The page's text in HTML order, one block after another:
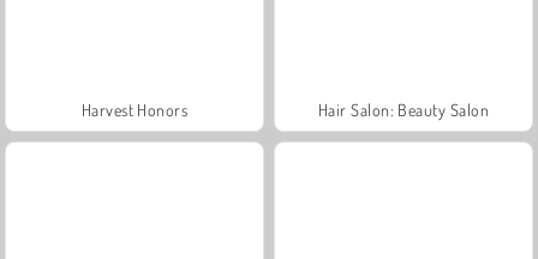
Harvest Honors Hair Salon: Beauty Salon